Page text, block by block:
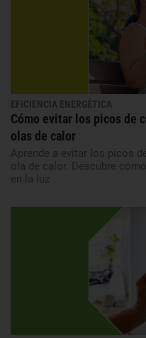
EFICIENCIA ENERGÉTICA
Cómo evitar los picos de
olas de calor
Aprende a evitar los picos
ola de calor. Descubre
en la luz